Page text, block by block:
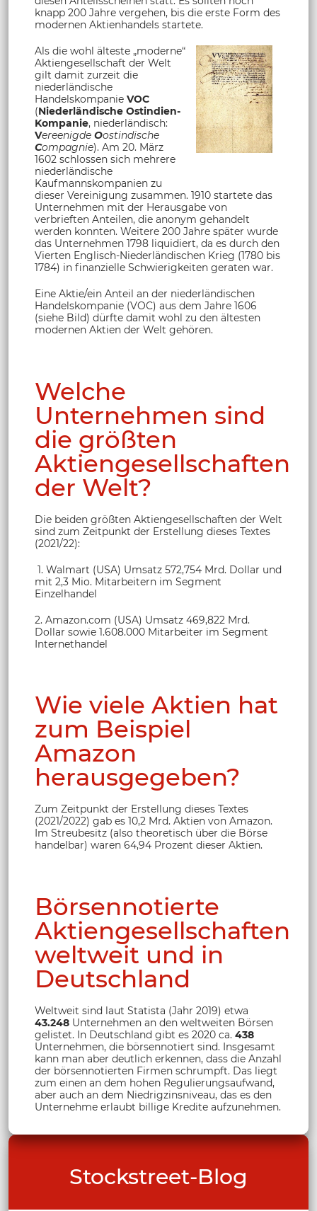
knapp 200 Jahre vergehen, bis die erste Form des
modernen Aktienhandels startete.
Als die wohl älteste „moderne“
Aktiengesellschaft der Welt
gilt damit zurzeit die
niederländische
Handelskompanie VOC
(Niederländische Ostindien-
Kompanie, niederländisch:
Vereenigde Oostindische
Compagnie). Am 20. März
1602 schlossen sich mehrere
niederländische
Kaufmannskompanien zu
dieser Vereinigung zusammen. 1910 startete das
Unternehmen mit der Herausgabe von
verbrieften Anteilen, die anonym gehandelt
werden konnten. Weitere 200 Jahre später wurde
das Unternehmen 1798 liquidiert, da es durch den
Vierten Englisch-Niederländischen Krieg (1780 bis
1784) in finanzielle Schwierigkeiten geraten war.
Eine Aktie/ein Anteil an der niederländischen
Handelskompanie (VOC) aus dem Jahre 1606
(siehe Bild) dürfte damit wohl zu den ältesten
modernen Aktien der Welt gehören.
Welche
Unternehmen sind
die größten
Aktiengesellschaften
der Welt?
Die beiden größten Aktiengesellschaften der Welt
sind zum Zeitpunkt der Erstellung dieses Textes
(2021/22):
1. Walmart (USA) Umsatz 572,754 Mrd. Dollar und
mit 2,3 Mio. Mitarbeitern im Segment
Einzelhandel
2. Amazon.com (USA) Umsatz 469,822 Mrd.
Dollar sowie 1.608.000 Mitarbeiter im Segment
Internethandel
Wie viele Aktien hat
zum Beispiel
Amazon
herausgegeben?
Zum Zeitpunkt der Erstellung dieses Textes
(2021/2022) gab es 10,2 Mrd. Aktien von Amazon.
Im Streubesitz (also theoretisch über die Börse
handelbar) waren 64,94 Prozent dieser Aktien.
Börsennotierte
Aktiengesellschaften
weltweit und in
Deutschland
Weltweit sind laut Statista (Jahr 2019) etwa
43.248 Unternehmen an den weltweiten Börsen
gelistet. In Deutschland gibt es 2020 ca. 438
Unternehmen, die börsennotiert sind. Insgesamt
kann man aber deutlich erkennen, dass die Anzahl
der börsennotierten Firmen schrumpft. Das liegt
zum einen an dem hohen Regulierungsaufwand,
aber auch an dem Niedrigzinsniveau, das es den
Unternehme erlaubt billige Kredite aufzunehmen.
Stockstreet-Blog